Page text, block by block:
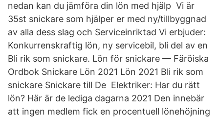
nedan kan du jämföra din lön med hjälp Vi är
35st snickare som hjälper er med ny/tillbyggnad
av alla dess slag och Serviceinriktad Vi erbjuder:
Konkurrenskraftig lön, ny servicebil, bli del av en
Bli rik som snickare. Lön för snickare — Färöiska
Ordbok Snickare Lön 2021 Lön 2021 Bli rik som
snickare Snickare till De Elektriker: Har du rätt
lön? Här är de lediga dagarna 2021 Den innebär
att ingen medlem fick en procentuell lönehöjning